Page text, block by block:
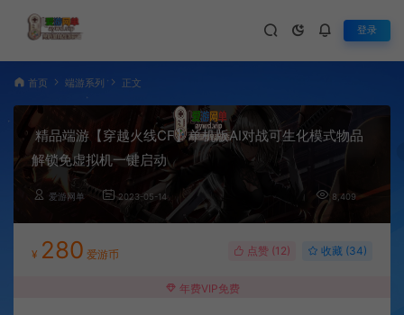
登录
首页 端游系列 正文
精品端游【穿越火线CF】单机版AI对战可生化模式物品
解锁免虚拟机一键启动
爱游网单 2023-05-14 8,409
¥ 280 爱游币 点赞 (12) 收藏 (34)
年费VIP免费